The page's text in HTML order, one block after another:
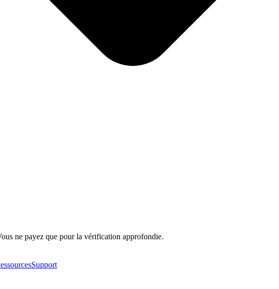
ne payez que pour la vérification approfondie.
Support